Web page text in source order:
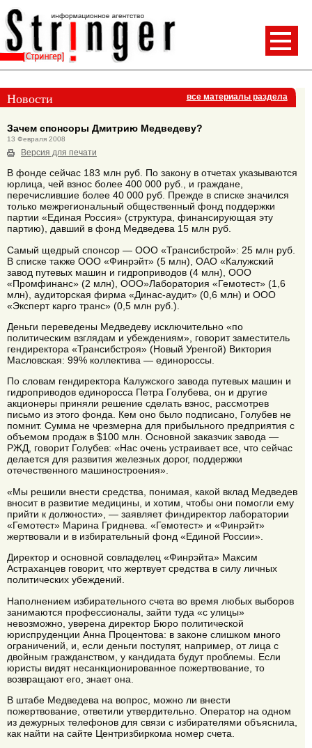
Новости все материалы раздела
Зачем спонсоры Дмитрию Медведеву?
13 Февраля 2008
Версия для печати
В фонде сейчас 183 млн руб. По закону в отчетах указываются
юрлица, чей взнос более 400 000 руб., и граждане,
перечислившие более 40 000 руб. Прежде в списке значился
только межрегиональный общественный фонд поддержки
партии «Единая Россия» (структура, финансирующая эту
партию), давший в фонд Медведева 15 млн руб.
Самый щедрый спонсор — ООО «Трансибстрой»: 25 млн руб.
В списке также ООО «Финрэйт» (5 млн), ОАО «Калужский
завод путевых машин и гидроприводов (4 млн), ООО
«Промфинанс» (2 млн), ООО»Лаборатория «Гемотест» (1,6
млн), аудиторская фирма «Динас-аудит» (0,6 млн) и ООО
«Эксперт карго транс» (0,5 млн руб.).
Деньги переведены Медведеву исключительно «по
политическим взглядам и убеждениям», говорит заместитель
гендиректора «Трансибстроя» (Новый Уренгой) Виктория
Масловская: 99% коллектива — единороссы.
По словам гендиректора Калужского завода путевых машин и
гидроприводов единоросса Петра Голубева, он и другие
акционеры приняли решение сделать взнос, рассмотрев
письмо из этого фонда. Кем оно было подписано, Голубев не
помнит. Сумма не чрезмерна для прибыльного предприятия с
объемом продаж в $100 млн. Основной заказчик завода —
РЖД, говорит Голубев: «Нас очень устраивает все, что сейчас
делается для развития железных дорог, поддержки
отечественного машиностроения».
«Мы решили внести средства, понимая, какой вклад Медведев
вносит в развитие медицины, и хотим, чтобы они помогли ему
прийти к должности», — заявляет финдиректор лаборатории
«Гемотест» Марина Гриднева. «Гемотест» и «Финрэйт»
жертвовали и в избирательный фонд «Единой России».
Директор и основной совладелец «Финрэйта» Максим
Астраханцев говорит, что жертвует средства в силу личных
политических убеждений.
Наполнением избирательного счета во время любых выборов
занимаются профессионалы, зайти туда «с улицы»
невозможно, уверена директор Бюро политической
юриспруденции Анна Процентова: в законе слишком много
ограничений, и, если деньги поступят, например, от лица с
двойным гражданством, у кандидата будут проблемы. Если
юристы видят несанкционированное пожертвование, то
возвращают его, знает она.
В штабе Медведева на вопрос, можно ли внести
пожертвование, ответили утвердительно. Оператор на одном
из дежурных телефонов для связи с избирателями объяснила,
как найти на сайте Центризбиркома номер счета.